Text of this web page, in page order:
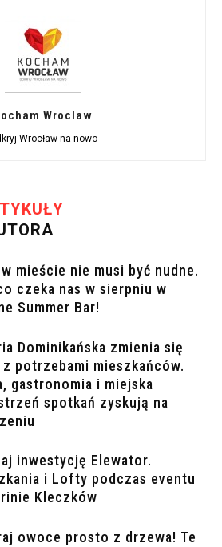
Wroclaw
Wrocław na nowo
mieście nie musi być nudne.
czeka nas w sierpniu w
Summer Bar!
Dominikańska zmienia się
potrzebami mieszkańców.
gastronomia i miejska
spotkań zyskują na
inwestycję Elewator.
i Lofty podczas eventu
Kleczków
owoce prosto z drzewa! Te